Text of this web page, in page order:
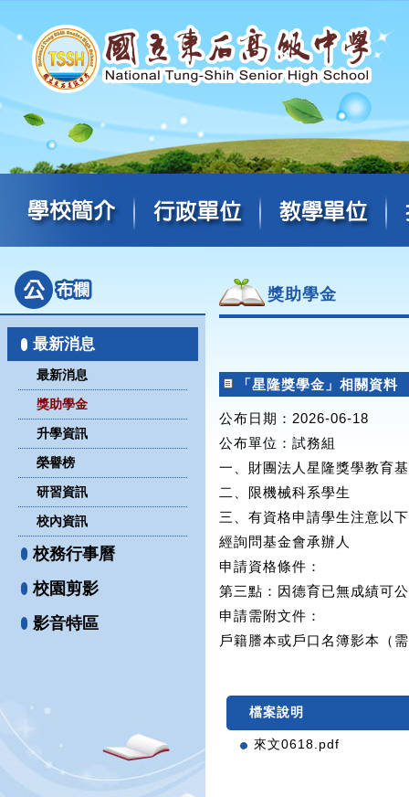
最新消息
最新消息
獎助學金
升學資訊
榮譽榜
研習資訊
校內資訊
校務行事曆
校園剪影
影音特區
獎助學金
「星隆獎學金」相關資料
公布日期：2026-06-18
公布單位 ：試務組
一、財團法人星隆獎學教育
二、限機械科系學生
三、有資格申請學生注意以
經詢問基金會承辦人
申請資格條件：
第三點：因德育已無成績可
申請需附文件：
戶籍謄本或戶口名簿影本（
檔案說明
來文0618.pdf